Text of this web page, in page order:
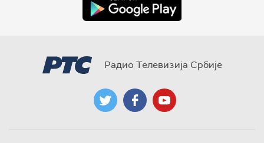
Радио Телевизија Србије